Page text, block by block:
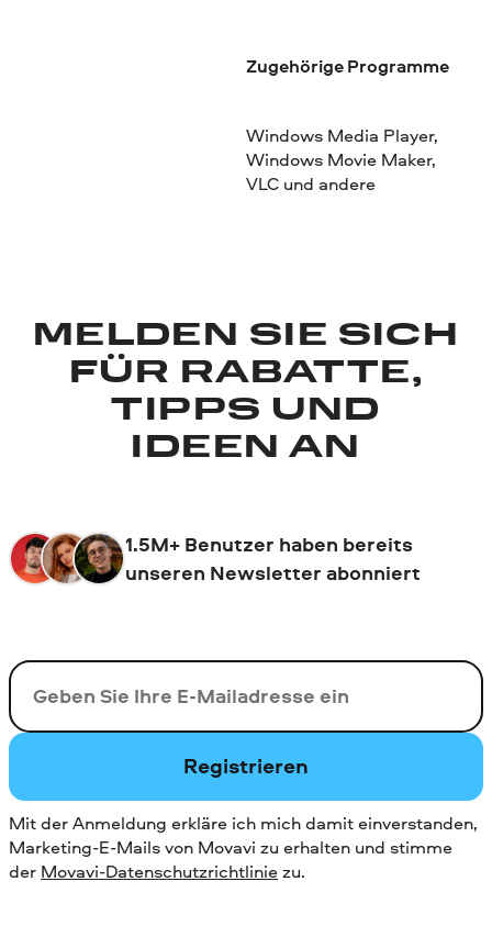
Zugehörige Programme
Windows Media Player,
Windows Movie Maker,
VLC und andere
MELDEN SIE SICH
FÜR RABATTE,
TIPPS UND
IDEEN AN
1.5M+ Benutzer haben bereits
unseren Newsletter abonniert
Ihre E-Mail-Addresse
Registrieren
Mit der Anmeldung erkläre ich mich damit einverstanden,
Marketing-E-Mails von Movavi zu erhalten und stimme
der Movavi-Datenschutzrichtliniezu.